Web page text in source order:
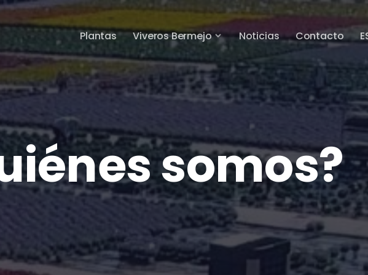
Plantas Viveros Bermejo Noticias Contacto
somos?